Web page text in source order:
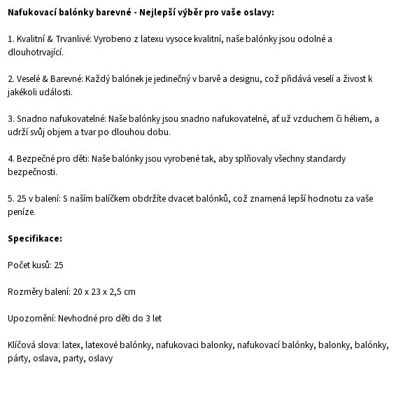
Nafukovací balónky barevné - Nejlepší výběr pro vaše oslavy:
1. Kvalitní & Trvanlivé: Vyrobeno z latexu vysoce kvalitní, naše balónky jsou odolné a
dlouhotrvající.
2. Veselé & Barevné: Každý balónek je jedinečný v barvě a designu, což přidává veselí a živost k
jakékoli události.
3. Snadno nafukovatelné: Naše balónky jsou snadno nafukovatelné, ať už vzduchem či héliem, a
udrží svůj objem a tvar po dlouhou dobu.
4. Bezpečné pro děti: Naše balónky jsou vyrobené tak, aby splňovaly všechny standardy
bezpečnosti.
5. 25 v balení: S naším balíčkem obdržíte dvacet balónků, což znamená lepší hodnotu za vaše
peníze.
Specifikace:
Počet kusů: 25
Rozměry balení: 20 x 23 x 2,5 cm
Upozornění: Nevhodné pro děti do 3 let
Klíčová slova: latex, latexové balónky, nafukovaci balonky, nafukovací balónky, balonky, balónky,
párty, oslava, party, oslavy